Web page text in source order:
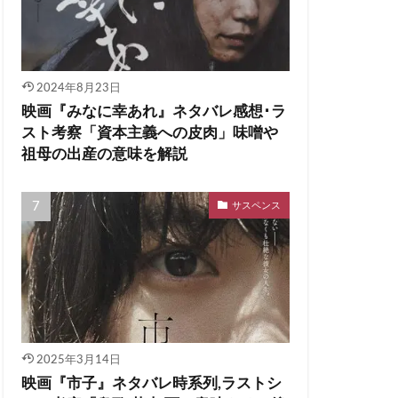
2024年8月23日
映画『みなに幸あれ』ネタバレ感想･ラ
スト考察「資本主義への皮肉」味噌や
祖母の出産の意味を解説
サスペンス
2025年3月14日
映画『市子』ネタバレ時系列,ラストシ